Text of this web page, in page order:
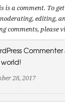
is a comment. To
editing,
comments, please
Commenter
28, 2017